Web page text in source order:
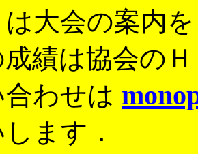
大会の案内
績は協会の
わせは
ます．